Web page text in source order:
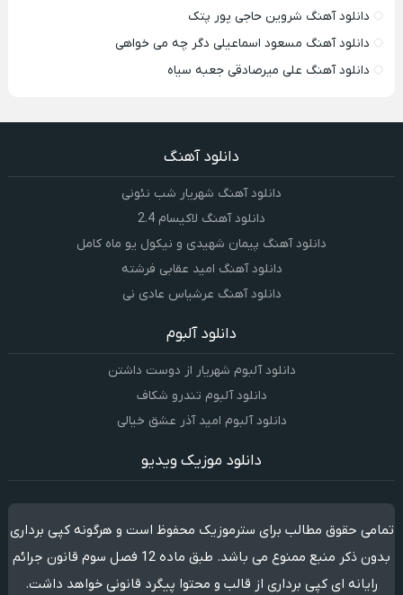
دانلود آهنگ شروین حاجی پور پتک
دانلود آهنگ مسعود اسماعیلی دگر چه می خواهی
دانلود آهنگ علی میرصادقی جعبه سیاه
دانلود آهنگ
دانلود آهنگ شهریار شب نئونی
دانلود آهنگ لاکیسام 2.4
دانلود آهنگ پیمان شهیدی و نیکول یو ماه کامل
دانلود آهنگ امید عقابی فرشته
دانلود آهنگ عرشیاس عادی نی
دانلود آلبوم
دانلود آلبوم شهریار از دوست داشتن
دانلود آلبوم تندرو شکاف
دانلود آلبوم امید آذر عشق خیالی
دانلود موزیک ویدیو
تمامی حقوق مطالب برای سترموزیک محفوظ است و هرگونه کپی برداری
بدون ذکر منبع ممنوع می باشد. طبق ماده 12 فصل سوم قانون جرائم
رایانه ای کپی برداری از قالب و محتوا پیگرد قانونی خواهد داشت.